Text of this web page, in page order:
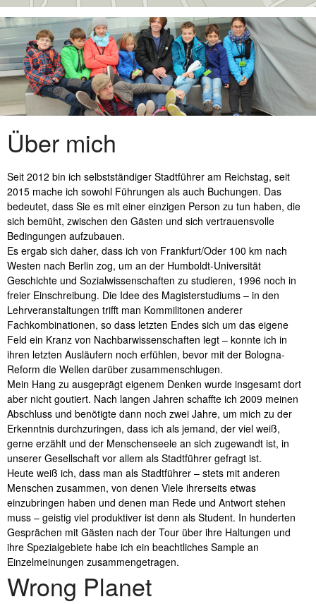
Skip
to
content
Über mich
Seit 2012 bin ich selbstständiger Stadtführer am Reichstag, seit
2015 mache ich sowohl Führungen als auch Buchungen. Das
bedeutet, dass Sie es mit einer einzigen Person zu tun haben, die
sich bemüht, zwischen den Gästen und sich vertrauensvolle
Bedingungen aufzubauen.
Es ergab sich daher, dass ich von Frankfurt/Oder 100 km nach
Westen nach Berlin zog, um an der Humboldt-Universität
Geschichte und Sozialwissenschaften zu studieren, 1996 noch in
freier Einschreibung. Die Idee des Magisterstudiums – in den
Lehrveranstaltungen trifft man Kommilitonen anderer
Fachkombinationen, so dass letzten Endes sich um das eigene
Feld ein Kranz von Nachbarwissenschaften legt – konnte ich in
ihren letzten Ausläufern noch erfühlen, bevor mit der Bologna-
Reform die Wellen darüber zusammenschlugen.
Mein Hang zu ausgeprägt eigenem Denken wurde insgesamt dort
aber nicht goutiert. Nach langen Jahren schaffte ich 2009 meinen
Abschluss und benötigte dann noch zwei Jahre, um mich zu der
Erkenntnis durchzuringen, dass ich als jemand, der viel weiß,
gerne erzählt und der Menschenseele an sich zugewandt ist, in
unserer Gesellschaft vor allem als Stadtführer gefragt ist.
Heute weiß ich, dass man als Stadtführer – stets mit anderen
Menschen zusammen, von denen Viele ihrerseits etwas
einzubringen haben und denen man Rede und Antwort stehen
muss – geistig viel produktiver ist denn als Student. In hunderten
Gesprächen mit Gästen nach der Tour über ihre Haltungen und
ihre Spezialgebiete habe ich ein beachtliches Sample an
Einzelmeinungen zusammengetragen.
Wrong Planet